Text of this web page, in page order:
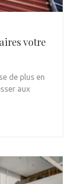
votre
de plus en
aux